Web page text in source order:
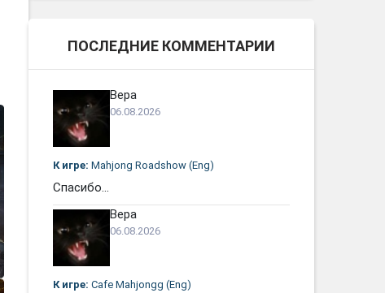
ПОСЛЕДНИЕ КОММЕНТАРИИ
Вера
06.08.2026
К игре: Mahjong Roadshow (Eng)
Спасибо...
Вера
06.08.2026
К игре: Cafe Mahjongg (Eng)